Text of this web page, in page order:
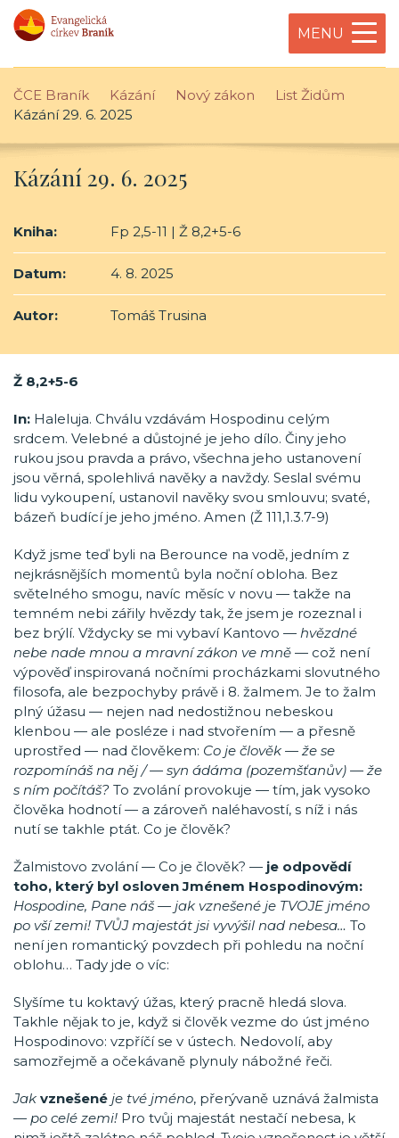
MENU
ČCE Braník Kázání Nový zákon
List Židům
Kázání 29. 6. 2025
Kázání 29. 6. 2025
Kniha: Fp 2,5-11 | Ž 8,2+5-6
Datum: 4. 8. 2025
Autor: Tomáš Trusina
Ž 8,2+5-6
In: Haleluja. Chválu vzdávám Hospodinu celým
srdcem. Velebné a důstojné je jeho dílo. Činy jeho
rukou jsou pravda a právo, všechna jeho ustanovení
jsou věrná, spolehlivá navěky a navždy. Seslal svému
lidu vykoupení, ustanovil navěky svou smlouvu; svaté,
bázeň budící je jeho jméno. Amen (Ž 111,1.3.7-9)
Když jsme teď byli na Berounce na vodě, jedním z
nejkrásnějších momentů byla noční obloha. Bez
světelného smogu, navíc měsíc v novu — takže na
temném nebi zářily hvězdy tak, že jsem je rozeznal i
bez brýlí. Vždycky se mi vybaví Kantovo — hvězdné
nebe nade mnou a mravní zákon ve mně — což není
výpověď inspirovaná nočními procházkami slovutného
filosofa, ale bezpochyby právě i 8. žalmem. Je to žalm
plný úžasu — nejen nad nedostižnou nebeskou
klenbou — ale posléze i nad stvořením — a přesně
uprostřed — nad člověkem: Co je člověk — že se
rozpomínáš na něj / — syn ádáma (pozemšťanův) — že
s ním počítáš? To zvolání provokuje — tím, jak vysoko
člověka hodnotí — a zároveň naléhavostí, s níž i nás
nutí se takhle ptát. Co je člověk?
Žalmistovo zvolání — Co je člověk? — je odpovědí
toho, který byl osloven Jménem Hospodinovým:
Hospodine, Pane náš — jak vznešené je TVOJE jméno
po vší zemi! TVŮJ majestát jsi vyvýšil nad nebesa… To
není jen romantický povzdech při pohledu na noční
oblohu… Tady jde o víc:
Slyšíme tu koktavý úžas, který pracně hledá slova.
Takhle nějak to je, když si člověk vezme do úst jméno
Hospodinovo: vzpříčí se v ústech. Nedovolí, aby
samozřejmě a očekávaně plynuly nábožné řeči.
Jak vznešené je tvé jméno, přerývaně uznává žalmista
— po celé zemi! Pro tvůj majestát nestačí nebesa, k